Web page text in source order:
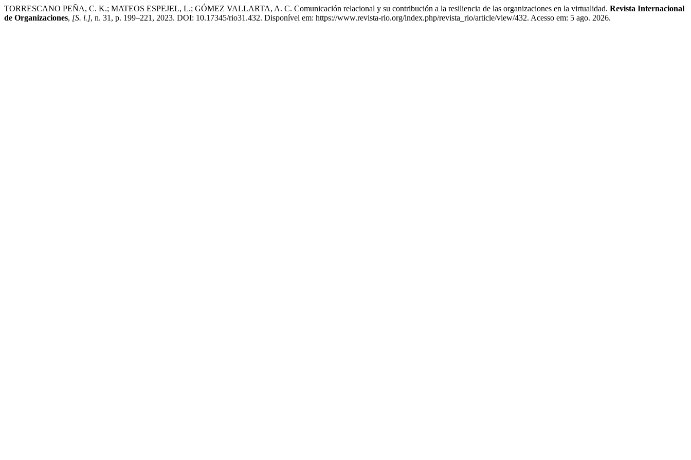
TORRESCANO PEÑA, C. K.; MATEOS ESPEJEL, L.; GÓMEZ VALLARTA, A. C. Comunicación relacional y su contribución a la resiliencia de las organizaciones en la virtualidad. Revista Internacional
de Organizaciones, [S. l.], n. 31, p. 199–221, 2023. DOI: 10.17345/rio31.432. Disponível em: https://www.revista-rio.org/index.php/revista_rio/article/view/432. Acesso em: 5 ago. 2026.